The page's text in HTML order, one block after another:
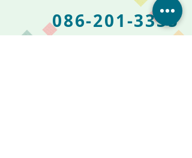
086-201-3335